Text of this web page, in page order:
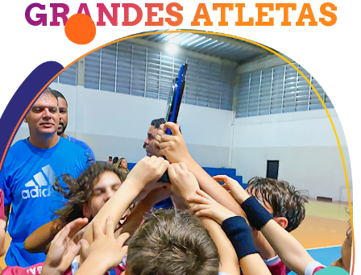
GRANDES ATLETAS